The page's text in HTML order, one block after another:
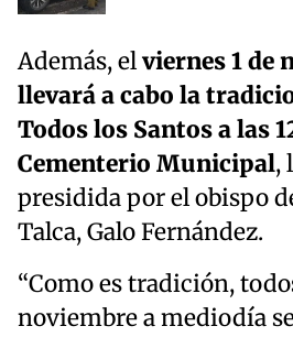
Además, elviernes 1 de
llevará a cabo la
Todos los Santos a las
Cementerio Municipal,
presidida por el obispo
Talca, Galo Fernández.
“Como es tradición,
noviembre a mediodía